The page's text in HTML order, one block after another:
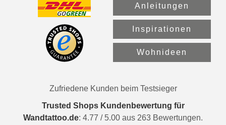
Anleitungen
Inspirationen
Wohnideen
Zufriedene Kunden beim Testsieger
Trusted Shops Kundenbewertung für
Wandtattoo.de: 4.77 / 5.00 aus 263 Bewertungen.